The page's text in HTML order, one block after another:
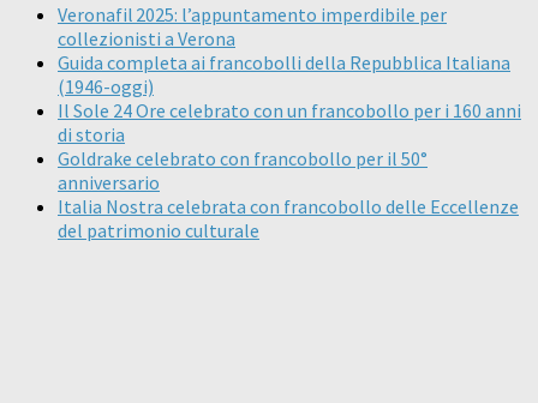
Veronafil 2025: l’appuntamento imperdibile per
collezionisti a Verona
Guida completa ai francobolli della Repubblica Italiana
(1946-oggi)
Il Sole 24 Ore celebrato con un francobollo per i 160 anni
di storia
Goldrake celebrato con francobollo per il 50°
anniversario
Italia Nostra celebrata con francobollo delle Eccellenze
del patrimonio culturale